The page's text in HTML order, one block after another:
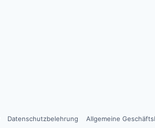
Datenschutzbelehrung Allgemeine